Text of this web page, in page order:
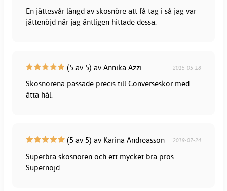
En jättesvår längd av skosnöre att få tag i så jag var
jättenöjd när jag äntligen hittade dessa.
(5 av 5) av Annika Azzi 2015-05-18
Skosnörena passade precis till Converseskor med
åtta hål.
(5 av 5) av Karina Andreasson 2019-07-24
Superbra skosnören och ett mycket bra pros
Supernöjd